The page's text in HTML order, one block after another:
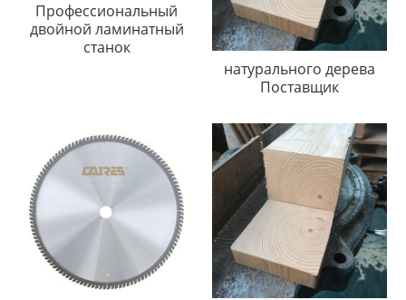
Профессиональный
двойной ламинатный
станок
натурального дерева
Поставщик